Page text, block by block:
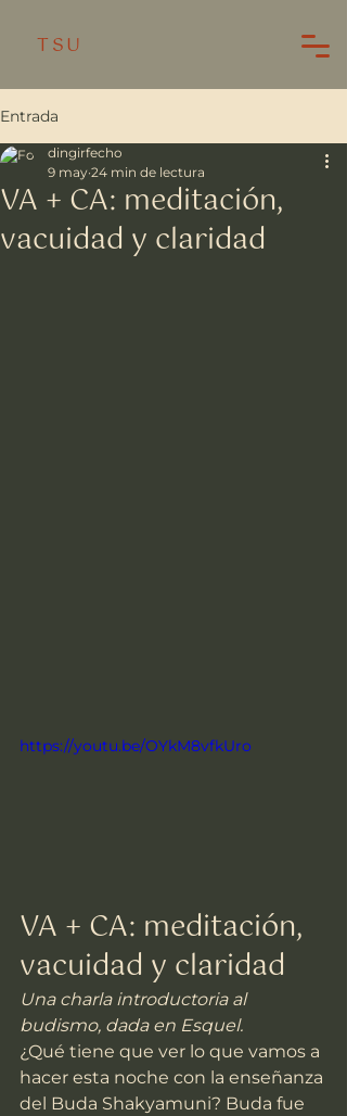
TSU
Entrada
VA + CA: meditación,
vacuidad y claridad
dingirfecho
9 may 24 min de lectura
https://youtu.be/OYkM8vfkUro
VA + CA: meditación,
vacuidad y claridad
Una charla introductoria al
budismo, dada en Esquel.
¿Qué tiene que ver lo que vamos a
hacer esta noche con la enseñanza
del Buda Shakyamuni? Buda fue